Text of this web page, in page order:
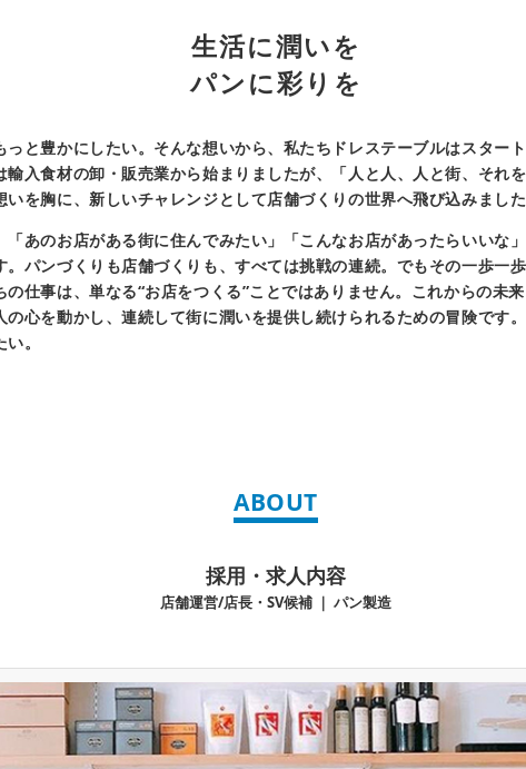
生活に潤いを
パンに彩りを
っと豊かにしたい。そんな想いから、私たちドレステーブルはスター
入食材の卸・販売業から始まりましたが、「人と人、人と街、それ
を胸に、新しいチャレンジとして店舗づくりの世界へ飛び込みました
あのお店がある街に住んでみたい」「こんなお店があったらいいな
パンづくりも店舗づくりも、すべては挑戦の連続。でもその一歩一
仕事は、単なる“お店をつくる”ことではありません。これからの未
の心を動かし、連続して街に潤いを提供し続けられるための冒険です
。
ABOUT
採用・求人内容
店舗運営/店長・SV候補 ｜ パン製造